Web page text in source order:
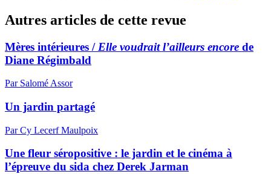
Autres articles de cette revue
Mères intérieures / Elle voudrait l’ailleurs encore de
Diane Régimbald
Par Salomé Assor
Un jardin partagé
Par Cy Lecerf Maulpoix
Une fleur séropositive : le jardin et le cinéma à
l’épreuve du sida chez Derek Jarman